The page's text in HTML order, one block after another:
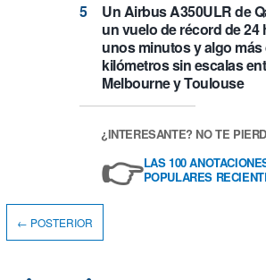
Un Airbus A350ULR de
un vuelo de récord de 24
unos minutos y algo más
kilómetros sin escalas
Melbourne y Toulouse
¿INTERESANTE? NO TE
👉LAS 100
POPULARES
← POSTERIOR